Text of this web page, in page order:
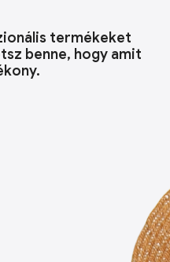
termékeket
benne, hogy amit